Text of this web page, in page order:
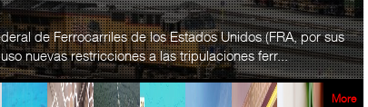
de Ferrocarriles de los Estados Unidos (FRA, por sus
nuevas restricciones a las tripulaciones ferr...
More
READ MORE
CICE gana espacio en el programa
...
02 JUL 2026
READ MORE